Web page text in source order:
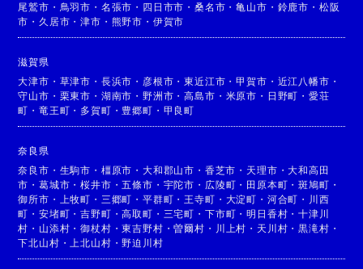
尾鷲市 ・ 鳥羽市 ・ 名張市 ・ 四日市市 ・桑名市 ・亀山市 ・ 鈴鹿市 ・ 松阪
市 ・ 久居市 ・津市 ・ 熊野市 ・ 伊賀市
滋賀県
大津市 ・ 草津市 ・ 長浜市 ・ 彦根市 ・東近江市 ・甲賀市 ・ 近江八幡市 ・
守山市 ・ 栗東市 ・ 湖南市 ・野洲市 ・高島市 ・ 米原市 ・ 日野町 ・ 愛荘
町 ・竜王町 ・ 多賀町 ・ 豊郷町 ・ 甲良町
奈良県
奈良市 ・ 生駒市 ・ 橿原市 ・大和郡山市 ・ 香芝市 ・ 天理市 ・大和高田
市 ・葛城市 ・桜井市 ・五條市 ・ 宇陀市 ・ 広陵町 ・ 田原本町 ・斑鳩町 ・
御所市 ・ 上牧町 ・ 三郷町 ・平群町 ・ 王寺町 ・ 大淀町 ・ 河合町 ・ 川西
町 ・安堵町 ・吉野町 ・高取町 ・ 三宅町 ・ 下市町 ・明日香村 ・十津川
村 ・ 山添村 ・御杖村 ・東吉野村 ・曽爾村 ・ 川上村 ・ 天川村 ・黒滝村 ・
下北山村 ・ 上北山村 ・野迫川村